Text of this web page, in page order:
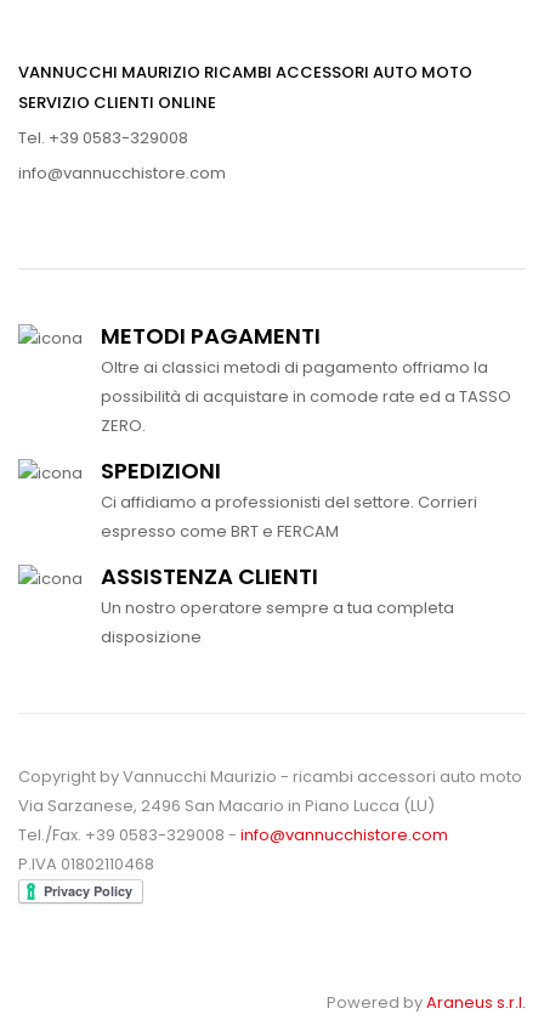
VANNUCCHI MAURIZIO RICAMBI ACCESSORI AUTO MOTO
SERVIZIO CLIENTI ONLINE
Tel. +39 0583-329008
info@vannucchistore.com
METODI PAGAMENTI
Oltre ai classici metodi di pagamento offriamo la
possibilità di acquistare in comode rate ed a TASSO
ZERO.
SPEDIZIONI
Ci affidiamo a professionisti del settore. Corrieri
espresso come BRT e FERCAM
ASSISTENZA CLIENTI
Un nostro operatore sempre a tua completa
disposizione
Copyright by Vannucchi Maurizio - ricambi accessori auto moto
Via Sarzanese, 2496 San Macario in Piano Lucca (LU)
Tel./Fax. +39 0583-329008 - info@vannucchistore.com
P.IVA 01802110468
Powered byAraneus s.r.l.